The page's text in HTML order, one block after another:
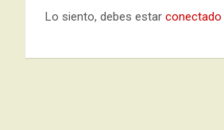
Lo siento, debes estar conectado